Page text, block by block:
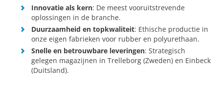
Innovatie als kern: De meest vooruitstrevende
oplossingen in de branche.
Duurzaamheid en topkwaliteit: Ethische productie in
onze eigen fabrieken voor rubber en polyurethaan.
Snelle en betrouwbare leveringen: Strategisch
gelegen magazijnen in Trelleborg (Zweden) en Einbeck
(Duitsland).